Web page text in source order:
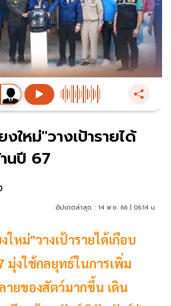
ใหม่"วางเป้ารายได้
นปี 67
อัปเดตล่าสุด : 14 พ.ย. 66 | 06:14 น.
ใหม่"วางเป้ารายได้เกือบ
มุ่งใช้กลยุทธ์ในการเพิ่ม
ายของสัตว์มากขึ้น เดิน